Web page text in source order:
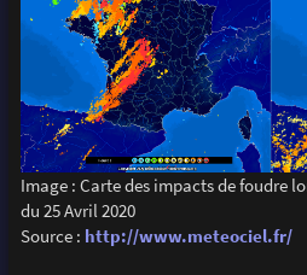
Image : Carte des impacts de foudre
du 25 Avril 2020
Source : http://www.meteociel.fr/